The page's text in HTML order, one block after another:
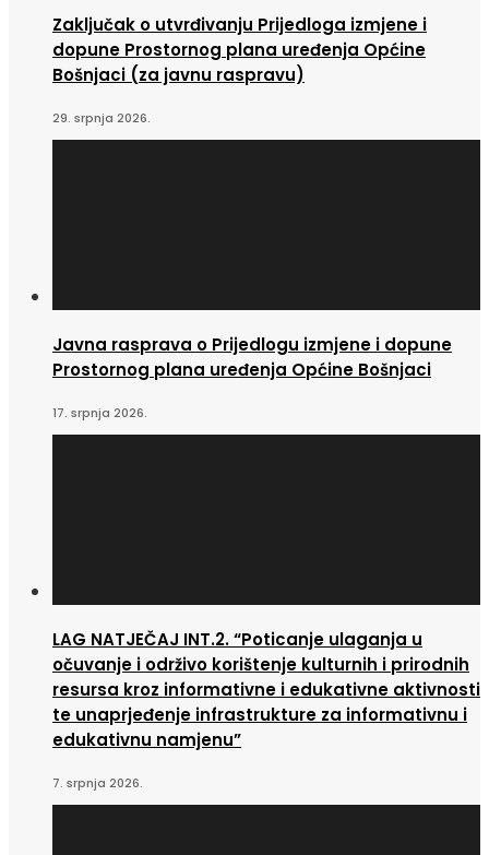
Zaključak o utvrđivanju Prijedloga izmjene i
dopune Prostornog plana uređenja Općine
Bošnjaci (za javnu raspravu)
29. srpnja 2026.
Javna rasprava o Prijedlogu izmjene i dopune
Prostornog plana uređenja Općine Bošnjaci
17. srpnja 2026.
LAG NATJEČAJ INT.2. “Poticanje ulaganja u
očuvanje i održivo korištenje kulturnih i prirodnih
resursa kroz informativne i edukativne aktivnosti
te unaprjeđenje infrastrukture za informativnu i
edukativnu namjenu”
7. srpnja 2026.